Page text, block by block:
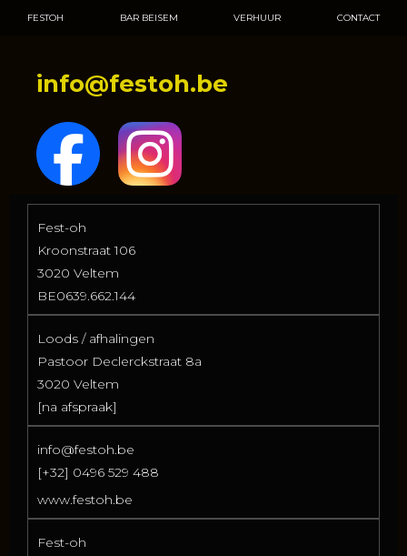
FESTOH BAR BEISEM VERHUUR CONTACT
info@festoh.be
Fest-oh
Kroonstraat 106
3020 Veltem
BE0639.662.144
Loods / afhalingen
Pastoor Declerckstraat 8a
3020 Veltem
[na afspraak]
info@festoh.be
[+32] 0496 529 488
www.festoh.be
Fest-oh